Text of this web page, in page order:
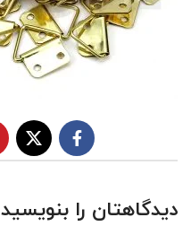
دیدگاهتان را بنویسید